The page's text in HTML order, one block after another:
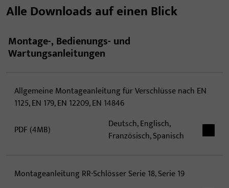
Alle Downloads auf einen Blick
Montage-, Bedienungs- und
Wartungsanleitungen
Allgemeine Montageanleitung für Verschlüsse nach EN
1125, EN 179, EN 12209, EN 14846
PDF (4MB)
Deutsch, Englisch,
Französisch, Spanisch
Montageanleitung RR-Schlösser Serie 18, Serie 19